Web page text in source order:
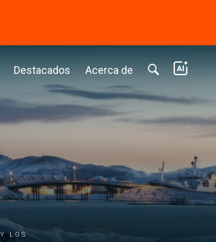
Destacados Acerca de
los